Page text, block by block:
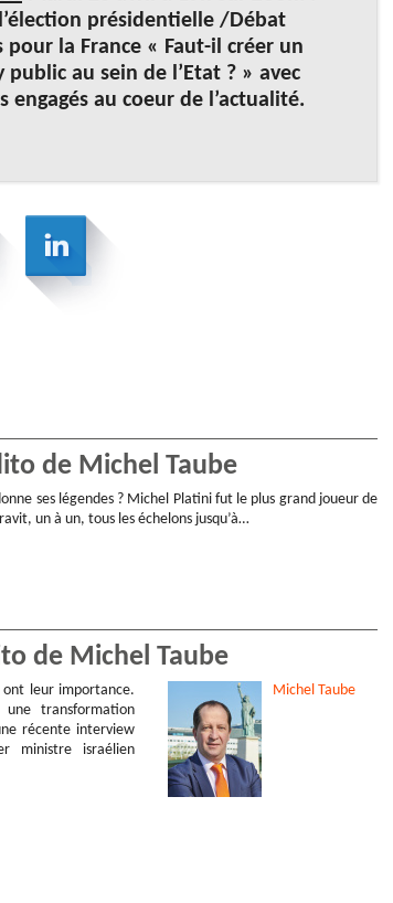
présidentielle /Débat
pour la France « Faut-il créer un
public au sein de l’Etat ? » avec
au coeur de l’actualité.
de Michel Taube
ses légendes ? Michel Platini fut le plus grand joueur de
un à un, tous les échelons jusqu’à…
de Michel Taube
leur importance.
une transformation
récente interview
ministre israélien
Michel Taube